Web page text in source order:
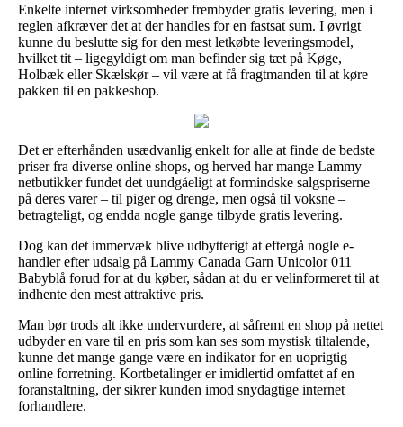
Enkelte internet virksomheder frembyder gratis levering, men i
reglen afkræver det at der handles for en fastsat sum. I øvrigt
kunne du beslutte sig for den mest letkøbte leveringsmodel,
hvilket tit – ligegyldigt om man befinder sig tæt på Køge,
Holbæk eller Skælskør – vil være at få fragtmanden til at køre
pakken til en pakkeshop.
Det er efterhånden usædvanlig enkelt for alle at finde de bedste
priser fra diverse online shops, og herved har mange Lammy
netbutikker fundet det uundgåeligt at formindske salgspriserne
på deres varer – til piger og drenge, men også til voksne –
betragteligt, og endda nogle gange tilbyde gratis levering.
Dog kan det immervæk blive udbytterigt at eftergå nogle e-
handler efter udsalg på Lammy Canada Garn Unicolor 011
Babyblå forud for at du køber, sådan at du er velinformeret til at
indhente den mest attraktive pris.
Man bør trods alt ikke undervurdere, at såfremt en shop på nettet
udbyder en vare til en pris som kan ses som mystisk tiltalende,
kunne det mange gange være en indikator for en uoprigtig
online forretning. Kortbetalinger er imidlertid omfattet af en
foranstaltning, der sikrer kunden imod snydagtige internet
forhandlere.